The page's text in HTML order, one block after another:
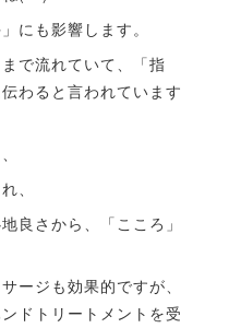
にも影響します。
で流れていて、「指
わると言われています
、
良さから、「こころ」
ージも効果的ですが、
ドトリートメントを受